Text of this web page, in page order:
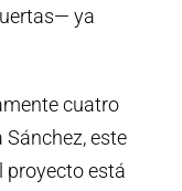
ya
cuatro
este
proyecto está